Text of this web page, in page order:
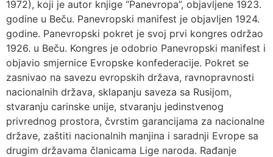
1972), koji je autor knjige “Panevropa”, objavljene 1923.
godine u Beču. Panevropski manifest je objavljen 1924.
godine. Panevropski pokret je svoj prvi kongres održao
1926. u Beču. Kongres je odobrio Panevropski manifest i
objavio smjernice Evropske konfederacije. Pokret se
zasnivao na savezu evropskih država, ravnopravnosti
nacionalnih država, sklapanju saveza sa Rusijom,
stvaranju carinske unije, stvaranju jedinstvenog
privrednog prostora, čvrstim garancijama za nacionalne
države, zaštiti nacionalnih manjina i saradnji Evrope sa
drugim državama članicama Lige naroda. Rađanje